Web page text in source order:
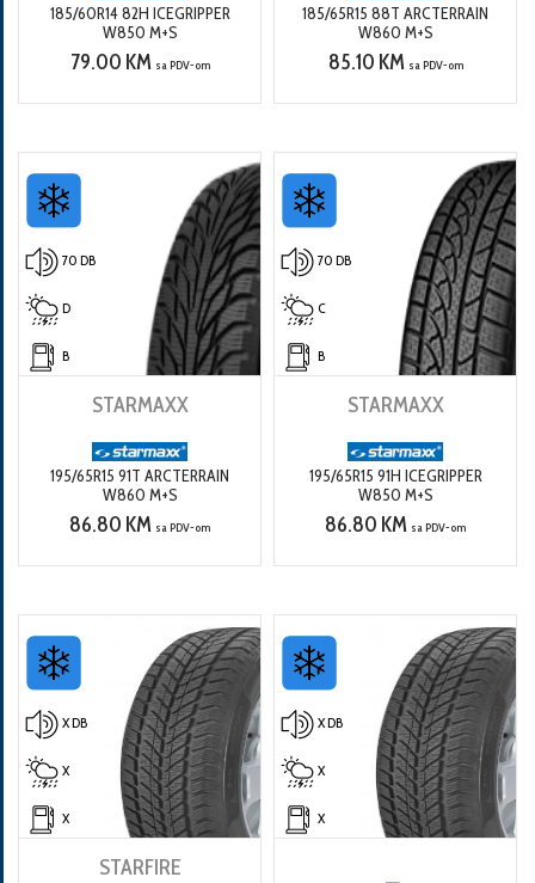
185/60R14 82H ICEGRIPPER
W850 M+S
79.00 KM sa PDV-om
185/65R15 88T ARCTERRAIN
W860 M+S
85.10 KM sa PDV-om
70 DB
D
B
STARMAXX
195/65R15 91T ARCTERRAIN
W860 M+S
86.80 KM sa PDV-om
70 DB
C
B
STARMAXX
195/65R15 91H ICEGRIPPER
W850 M+S
86.80 KM sa PDV-om
X DB
X
X
STARFIRE
X DB
X
X